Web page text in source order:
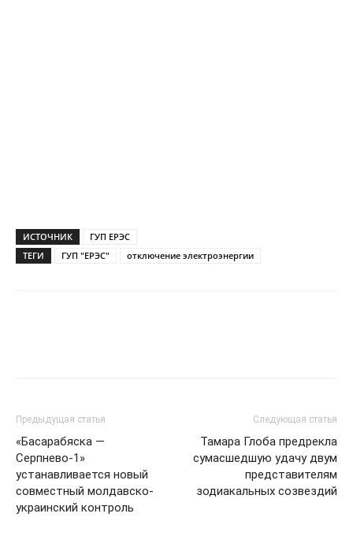
ИСТОЧНИК
ГУП ЕРЭС
ТЕГИ
ГУП "ЕРЭС" отключение электроэнергии
Предыдущая статья
«Басарабяска —
Серпнево-1»
устанавливается новый
совместный молдавско-
украинский контроль
Следующая статья
Тамара Глоба предрекла
сумасшедшую удачу двум
представителям
зодиакальных созвездий